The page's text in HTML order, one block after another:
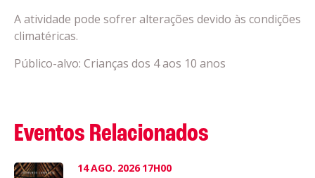
A atividade pode sofrer alterações devido às condições
climatéricas.
Público-alvo: Crianças dos 4 aos 10 anos
Eventos Relacionados
14AGO. 2026 17H00